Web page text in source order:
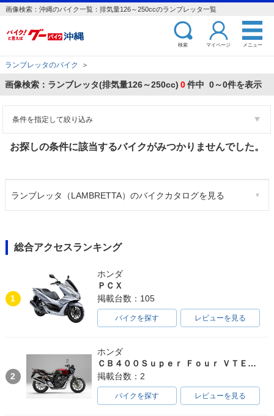
画像検索：沖縄のバイク一覧：排気量126～250ccのランブレッタ一覧
検索 マイページ メニュー
ランブレッタのバイク ＞
画像検索：ランブレッタ(排気量126～250cc) 0件中 0～0件を表示
条件を指定して絞り込み
お探しの条件に該当するバイクがみつかりませんでした。
ランブレッタ（LAMBRETTA）のバイクカタログを見る
総合アクセスランキング
1
ホンダ
ＰＣＸ
掲載台数：105
バイクを探す レビューを見る
2
ホンダ
ＣＢ４００Ｓｕｐｅｒ Ｆｏｕｒ ＶＴＥＣ ＳＰＥＣ３
掲載台数：2
バイクを探す レビューを見る